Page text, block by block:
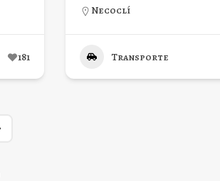
181
Necoclí
Transporte